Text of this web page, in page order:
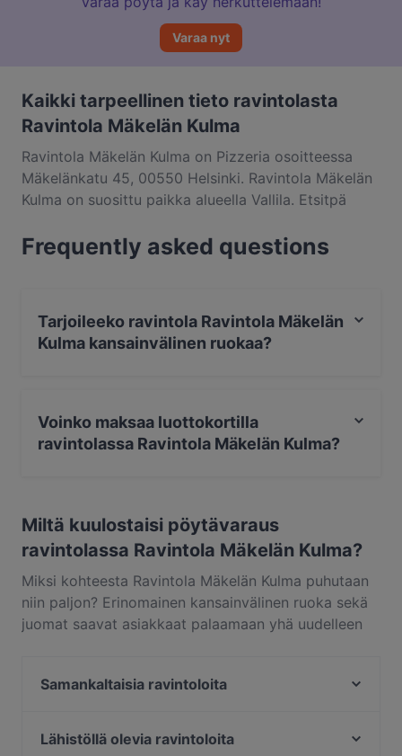
Varaa nyt
Kaikki tarpeellinen tieto ravintolasta
Ravintola Mäkelän Kulma
Ravintola Mäkelän Kulma on Pizzeria osoitteessa
Mäkelänkatu 45, 00550 Helsinki. Ravintola Mäkelän
Kulma on suosittu paikka alueella Vallila. Etsitpä
herkuttelukokemusta, kannattaa tutustua kohteen
Ravintola Mäkelän Kulma annoksiin ja kokea
Frequently asked questions
Tarjoileeko ravintola Ravintola Mäkelän
Kulma kansainvälinen ruokaa?
paikka ruokaa.
Voinko maksaa luottokortilla
ravintolassa Ravintola Mäkelän Kulma?
Miltä kuulostaisi pöytävaraus
ravintolassa Ravintola Mäkelän Kulma?
Miksi kohteesta Ravintola Mäkelän Kulma puhutaan
niin paljon? Erinomainen kansainvälinen ruoka sekä
juomat saavat asiakkaat palaamaan yhä uudelleen
tarjoilee annoksia kuten pizzapaikka, kebab-paikka.
muista kaupungin Helsinki paikoista ja varaa pöytä
Samankaltaisia ravintoloita
Tandoori Flames
Lähistöllä olevia ravintoloita